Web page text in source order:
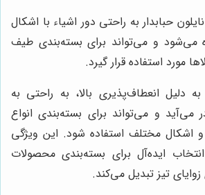
نایلون حبابدار به راحتی دور اشیاء با اشکال
می‌شود و می‌تواند برای بسته‌بندی طیف
مورد استفاده قرار گیرد.
به دلیل انعطاف‌پذیری بالا، به راحتی به
می‌آید و می‌تواند برای بسته‌بندی انواع
و اشکال مختلف استفاده شود. این ویژگی
ایده‌آل برای بسته‌بندی محصولات
زوایای تیز تبدیل می‌کند.